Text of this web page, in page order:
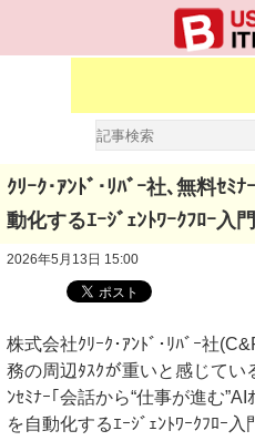
ｸﾘｰｸ･ｱﾝﾄﾞ･ﾘﾊﾞｰ社､無料ｾﾐ
動化するｴｰｼﾞｪﾝﾄﾜｰｸﾌﾛｰ入
2026年5月13日 15:00
株式会社ｸﾘｰｸ･ｱﾝﾄﾞ･ﾘﾊﾞｰ社
務の周辺ﾀｽｸが重いと感じてい
ﾝｾﾐﾅｰ｢会話から“仕事が進む
を自動化するｴｰｼﾞｪﾝﾄﾜｰｸﾌﾛｰ入